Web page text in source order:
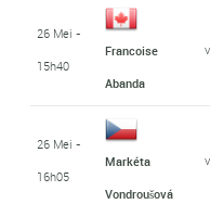
26 Mei -
15h40
Francoise
Abanda
26 Mei -
16h05
Markéta
Vondroušová